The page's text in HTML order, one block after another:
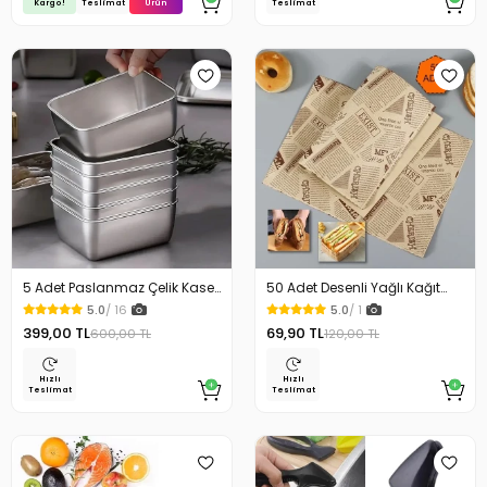
Kargo!
Teslimat
Ürün
Teslimat
5 Adet Paslanmaz Çelik Kase
Çelik Kamp Yemek Tabağı
5.0/ 16
399,00 TL600,00 TL
Hızlı
Teslimat
50 Adet Desenli Yağlı Kağıt
Vintage Gazete Sunum
Kağıdı Servis Kağıdı
5.0/ 1
69,90 TL120,00 TL
Hızlı
Teslimat